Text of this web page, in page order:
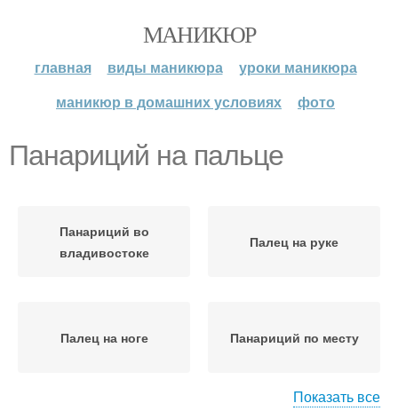
МАНИКЮР
главная виды маникюра
уроки маникюра
маникюр в домашних условиях
фото
Панариций на пальце
Панариций во
владивостоке
Палец на руке
Палец на ноге Панариций по месту
Показать все